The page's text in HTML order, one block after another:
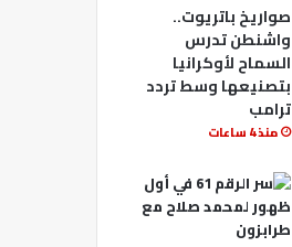
صواريخ باتريوت..
واشنطن تدرس
السماح لأوكرانيا
بتصنيعها وسط تردد
ترامب
منذ 4 ساعات